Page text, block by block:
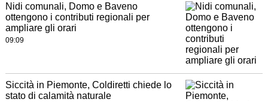
Nidi comunali, Domo e Baveno
ottengono i contributi regionali per
ampliare gli orari
09:09
Siccità in Piemonte, Coldiretti chiede lo
stato di calamità naturale